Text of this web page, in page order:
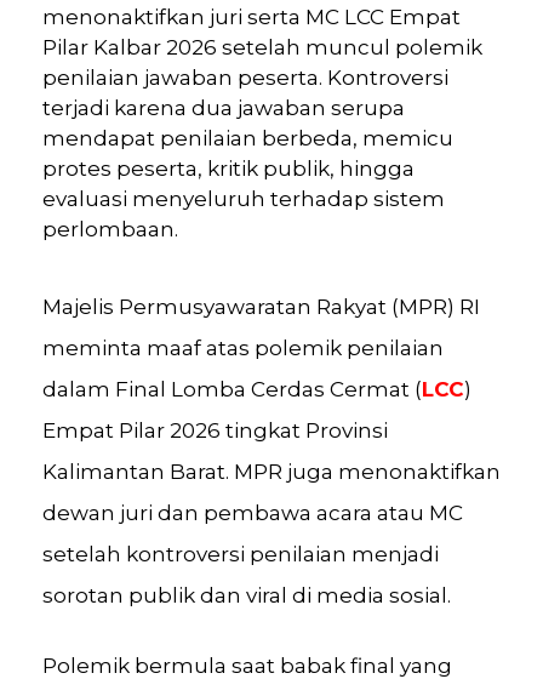
menonaktifkan juri serta MC LCC Empat
Pilar Kalbar 2026 setelah muncul polemik
penilaian jawaban peserta. Kontroversi
terjadi karena dua jawaban serupa
mendapat penilaian berbeda, memicu
protes peserta, kritik publik, hingga
evaluasi menyeluruh terhadap sistem
perlombaan.
Majelis Permusyawaratan Rakyat (MPR) RI
meminta maaf atas polemik penilaian
dalam Final Lomba Cerdas Cermat (LCC)
Empat Pilar 2026 tingkat Provinsi
Kalimantan Barat. MPR juga menonaktifkan
dewan juri dan pembawa acara atau MC
setelah kontroversi penilaian menjadi
sorotan publik dan viral di media sosial.
Polemik bermula saat babak final yang